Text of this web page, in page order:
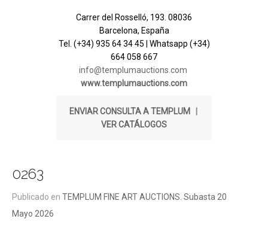
Carrer del Rosselló, 193. 08036
Barcelona, España
Tel. (+34) 935 64 34 45 | Whatsapp (+34)
664 058 667
info@templumauctions.com
www.templumauctions.com
ENVIAR CONSULTA A TEMPLUM
VER CATÁLOGOS
0263
Publicado en TEMPLUM FINE ART AUCTIONS. Subasta 20
Mayo 2026